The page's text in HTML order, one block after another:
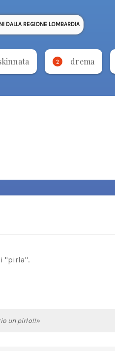
DALLA REGIONE LOMBARDIA
2 drema
"pirla".
un pirlo!!»